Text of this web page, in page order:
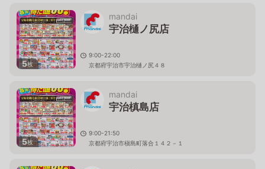
5枚
mandai
宇治樋ノ尻店
9:00-22:00
京都府宇治市宇治樋ノ尻４８
5枚
mandai
宇治槙島店
9:00-21:50
京都府宇治市槇島町落合１４２－１